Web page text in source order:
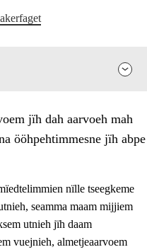
jïh dah aarvoeh mah
ööhpehtimmesne jïh abpe
nïlle tseegkeme
seamma maam mijjiem
utnieh jïh daam
vuejnieh, almetjeaarvoem